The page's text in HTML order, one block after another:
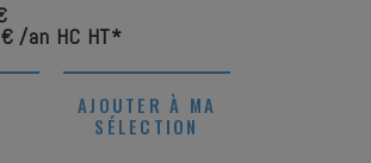
/an HC HT*
AJOUTER À MA
SÉLECTION